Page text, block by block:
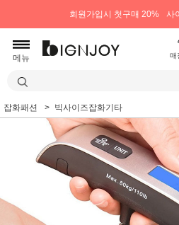
회원가입시 첫구매 20% 사
메뉴 매
잡화패션 빅사이즈잡화기타